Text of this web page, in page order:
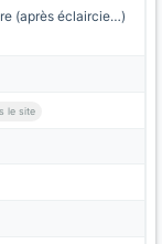
(après éclaircie…)
le site